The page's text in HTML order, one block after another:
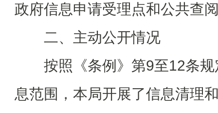
政府信息申请受理点和公共查
二、主动公开情况
按照《条例》第9至12条规
息范围，本局开展了信息清理